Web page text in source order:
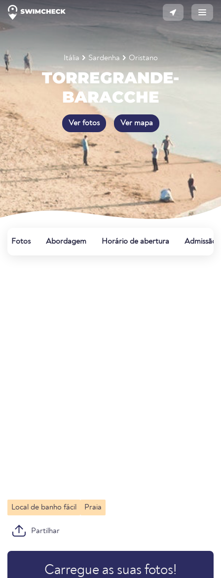
Itália Sardenha Oristano
TORREGRANDE-
BARACCHE
Ver fotos Ver mapa
Fotos Abordagem Horário de abertura Admissão
Local de banho fácil Praia
Partilhar
Carregue as suas fotos!